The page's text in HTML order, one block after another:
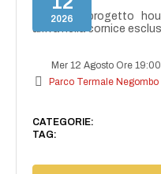
2026
NAIMA
NAIMA, il progetto
arriva nella cornice
Mer 12 Agosto Ore 19:00
Parco Termale Negombo
CATEGORIE:
TAG: